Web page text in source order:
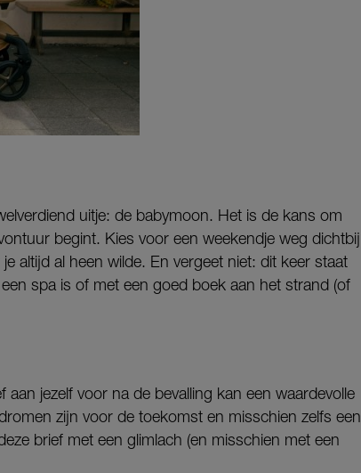
uitje: de babymoon. Het is de kans om
begint. Kies voor een weekendje weg dichtbij
altijd al heen wilde. En vergeet niet: dit keer staat
spa is of met een goed boek aan het strand (of
jezelf voor na de bevalling kan een waardevolle
zijn voor de toekomst en misschien zelfs een
brief met een glimlach (en misschien met een